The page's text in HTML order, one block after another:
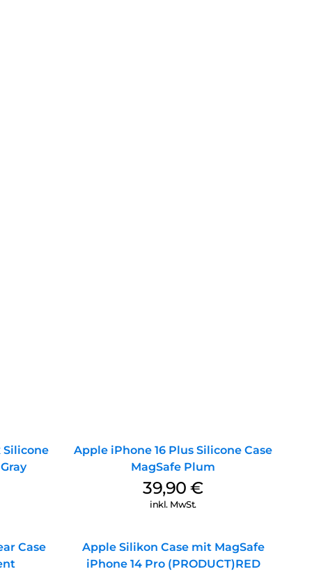
Silicone
Apple iPhone 16 Plus Silicone Case
MagSafe Plum
39,90€
inkl. MwSt.
Case
Apple Silikon Case mit MagSafe
iPhone 14 Pro (PRODUCT)RED